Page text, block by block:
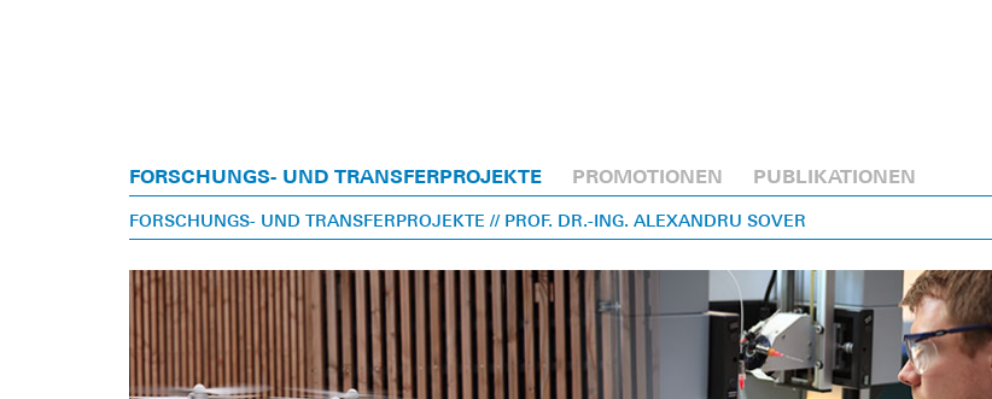
FORSCHUNGS- UND TRANSFERPROJEKTE PROMOTIONEN PUBLIKATIONEN
FORSCHUNGS- UND TRANSFERPROJEKTE // PROF. DR.-ING. ALEXANDRU SOVER